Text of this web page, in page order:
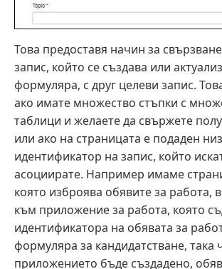
Това предоставя начин за
запис, който се създава или
формуляра, с друг целеви запис.
ако имате множество стъпки с
таблици и желаете да свържете
или ако на страницата е подаден
идентификатор на запис, който
асоциирате. Например имаме
която изброява обявите за работа,
към приложение за работа, която
идентификатора на обявата за
формуляра за кандидатстване, така
приложението бъде създадено,